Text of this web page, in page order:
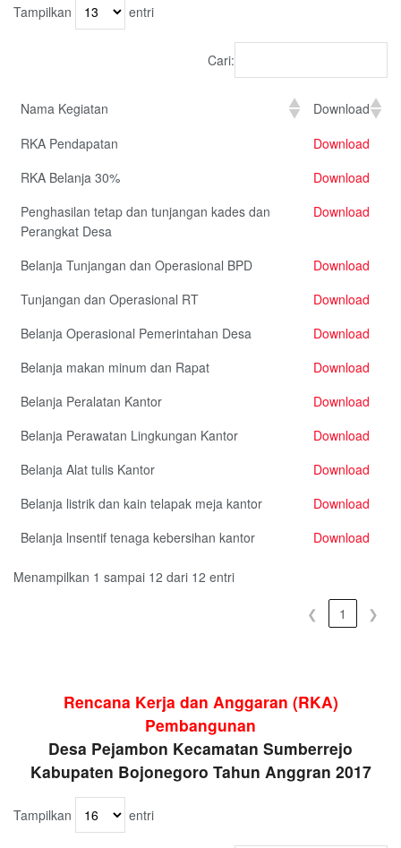
Tampilkan entri
Cari:
Nama Kegiatan
Download
RKA Pendapatan
Download
RKA Belanja 30%
Download
Penghasilan tetap dan tunjangan kades dan
Perangkat Desa
Download
Belanja Tunjangan dan Operasional BPD
Download
Tunjangan dan Operasional RT
Download
Belanja Operasional Pemerintahan Desa
Download
Belanja makan minum dan Rapat
Download
Belanja Peralatan Kantor
Download
Belanja Perawatan Lingkungan Kantor
Download
Belanja Alat tulis Kantor
Download
Belanja listrik dan kain telapak meja kantor
Download
Belanja lnsentif tenaga kebersihan kantor
Download
Menampilkan 1 sampai 12 dari 12 entri
❮ 1 ❯
Rencana Kerja dan Anggaran (RKA)
Pembangunan
Desa Pejambon Kecamatan Sumberrejo
Kabupaten Bojonegoro Tahun Anggran 2017
Tampilkan entri